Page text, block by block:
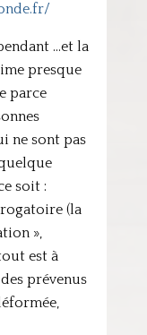
…et la
presque
parce
ne sont pas
soit :
(la
»,
est à
prévenus